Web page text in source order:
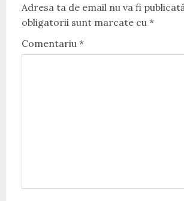
Adresa ta de email nu va fi
obligatorii sunt marcate cu *
Comentariu *